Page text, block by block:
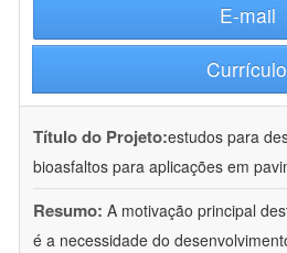
E-mail
Currículo
Título do Projeto:estudos para
bioasfaltos para aplicações em
Resumo: A motivação principal
é a necessidade do